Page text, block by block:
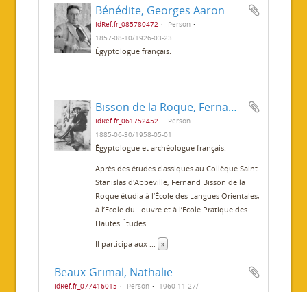
Bénédite, Georges Aaron
IdRef.fr_085780472
Person
1857-08-10/1926-03-23
Égyptologue français.
Bisson de la Roque, Fernand Joseph Julien Alexandre
IdRef.fr_061752452
Person
1885-06-30/1958-05-01
Égyptologue et archéologue français.
Après des études classiques au Collèque Saint-
Stanislas d'Abbeville, Fernand Bisson de la
Roque étudia à l’École des Langues Orientales,
à l’École du Louvre et à l’École Pratique des
Hautes Études.
Il participa aux ... »
Beaux-Grimal, Nathalie
IdRef.fr_077416015 Person 1960-11-27/